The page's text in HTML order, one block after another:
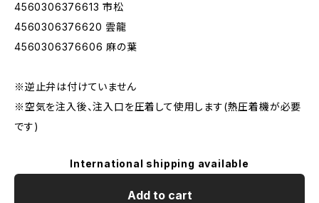
4560306376613 市松
4560306376620 雲龍
4560306376606 麻の葉
※逆止弁は付けていません
※空気を注入後、注入口を圧着して使用します(熱圧着機が必要
です)
International shipping available
Add to cart